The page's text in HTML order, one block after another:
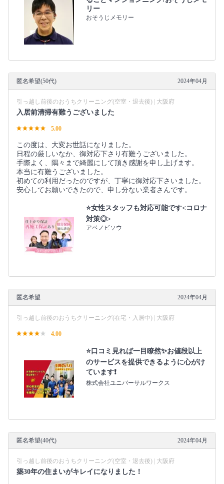
リー
おそうじメモリー
匿名希望(50代) 2024年04月
引っ越し前後のおうちクリーニング(空室・退去後) | 大阪府
入居前清掃有難うございました
5.00
この度は、大変お世話になりました。
日程の厳しいなか、御対応下さり有難うございました。
手際よく、隅々まで綺麗にして頂き感謝を申し上げます。
本当に有難うございました。
初めての利用だったのですが、丁寧に御対応下さいました。
安心してお願いできたので、申し分ない業者さんです。
⭐女性スタッフも対応可能です<コロナ
対策◎>
アベノビソウ
匿名希望 2024年04月
引っ越し前後のおうちクリーニング(在宅・入居中) | 大阪府
4.00
⭐️口コミ見れば一目瞭然✨お値段以上
のサービスを提供できるように心がけ
ています❗️
株式会社ユニバーサルワークス
匿名希望(40代) 2024年04月
引っ越し前後のおうちクリーニング(空室・退去後) | 大阪府
築30年の住まいがキレイになりました！